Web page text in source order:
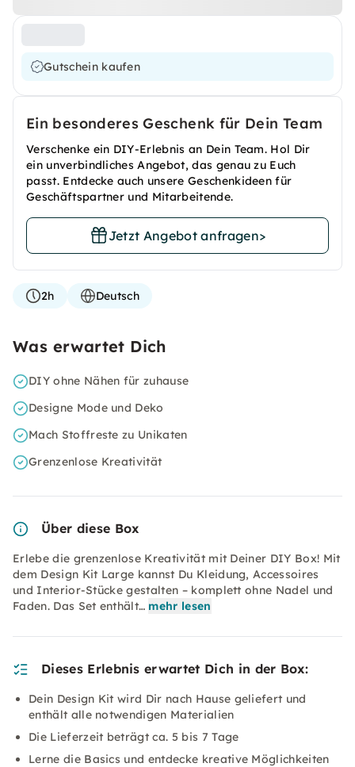
Gutschein kaufen
Ein besonderes Geschenk für Dein Team
Verschenke ein DIY-Erlebnis an Dein Team. Hol Dir
ein unverbindliches Angebot, das genau zu Euch
passt. Entdecke auch unsere Geschenkideen für
Geschäftspartner und Mitarbeitende.
Jetzt Angebot anfragen>
2h Deutsch
Was erwartet Dich
DIY ohne Nähen für zuhause
Designe Mode und Deko
Mach Stoffreste zu Unikaten
Grenzenlose Kreativität
Über diese Box
Erlebe die grenzenlose Kreativität mit Deiner DIY Box! Mit
dem Design Kit Large kannst Du Kleidung, Accessoires
und Interior-Stücke gestalten – komplett ohne Nadel und
Faden. Das Set enthält… mehr lesen
Dieses Erlebnis erwartet Dich in der Box:
Dein Design Kit wird Dir nach Hause geliefert und
enthält alle notwendigen Materialien
Die Lieferzeit beträgt ca. 5 bis 7 Tage
Lerne die Basics und entdecke kreative Möglichkeiten